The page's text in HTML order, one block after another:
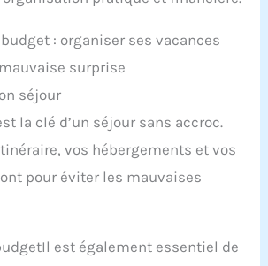
: organiser ses vacances
surprise
séjour
la clé d’un séjour sans accroc.
vos hébergements et vos
pour éviter les mauvaises
est également essentiel de